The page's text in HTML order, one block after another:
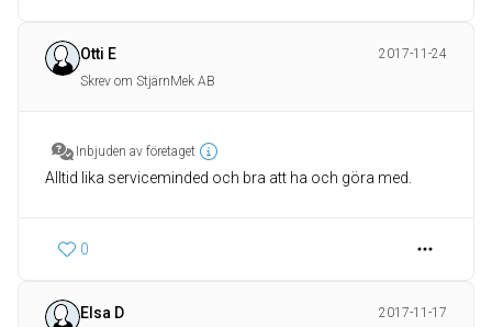
Otti E
2017-11-24
Skrev om StjärnMek AB
Inbjuden av företaget
Alltid lika serviceminded och bra att ha och göra med.
0
Elsa D
2017-11-17